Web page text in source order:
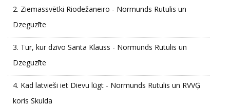
2. Ziemassvētki Riodežaneiro - Normunds Rutulis un
Dzeguzīte
3. Tur, kur dzīvo Santa Klauss - Normunds Rutulis un
Dzeguzīte
4. Kad latvieši iet Dievu lūgt - Normunds Rutulis un RVVĢ
koris Skulda